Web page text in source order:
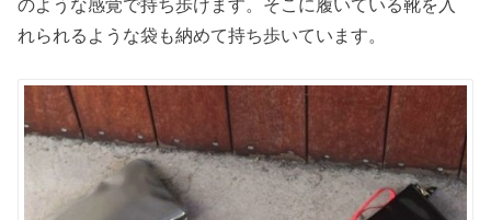
のような感覚で持ち歩けます。そこに履いている靴を入
れられるような袋も納めて持ち歩いています。